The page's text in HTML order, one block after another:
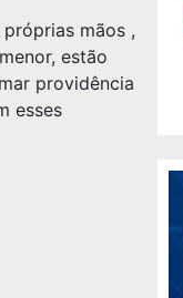
mãos ,
estão
providência
esses